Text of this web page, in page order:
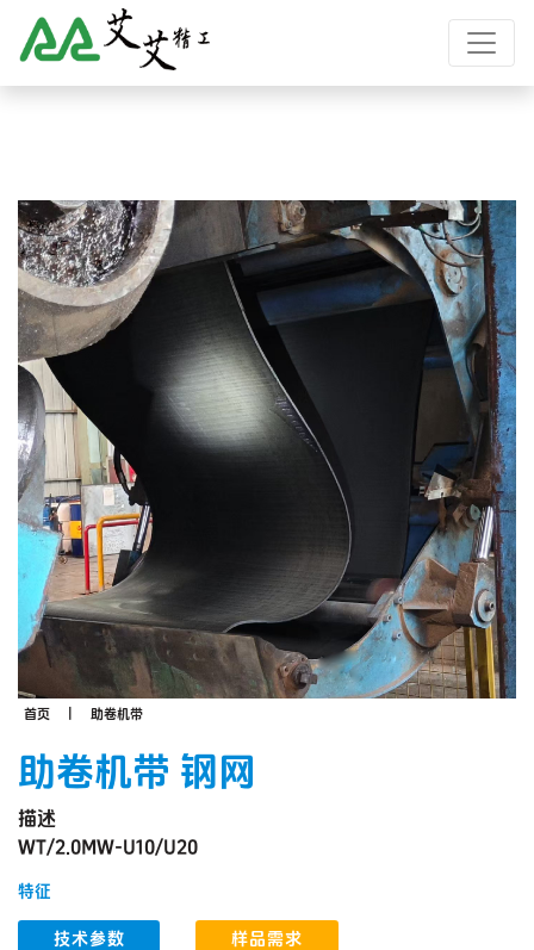
首页 助卷机带
助卷机带 钢网
描述
WT/2.0MW-U10/U20
特征
技术参数 样品需求